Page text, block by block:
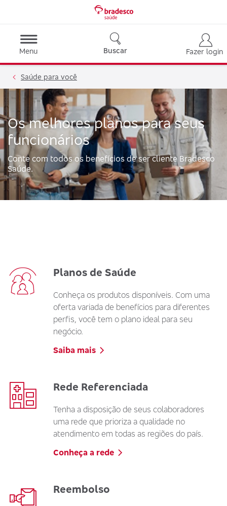
Menu Buscar Fazer login
Saúde para você
Os melhores planos para seus
funcionários
Conte com todos os benefícios de ser cliente Bradesco
Saúde.
Planos de Saúde
Conheça os produtos disponíveis. Com uma
oferta variada de benefícios para diferentes
perfis, você tem o plano ideal para seu
negócio.
Saiba mais
Rede Referenciada
Tenha a disposição de seus colaboradores
uma rede que prioriza a qualidade no
atendimento em todas as regiões do país.
Conheça a rede
Reembolso